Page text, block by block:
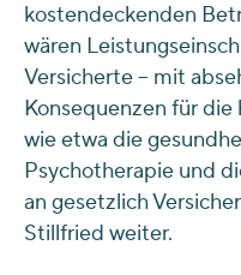
kostendeckenden
wären
Versicherte – mit
Konsequenzen für
wie etwa die
Psychotherapie und
an gesetzlich
Stillfried weiter.